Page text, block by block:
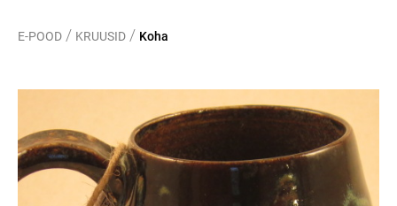
E-POOD / KRUUSID / Koha